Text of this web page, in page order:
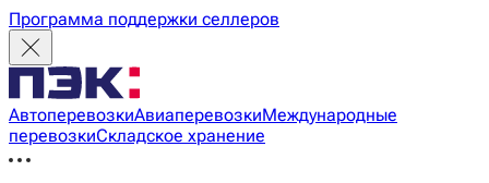
Программа поддержки селлеров
АвтоперевозкиАвиаперевозкиМеждународные
перевозкиСкладское хранение